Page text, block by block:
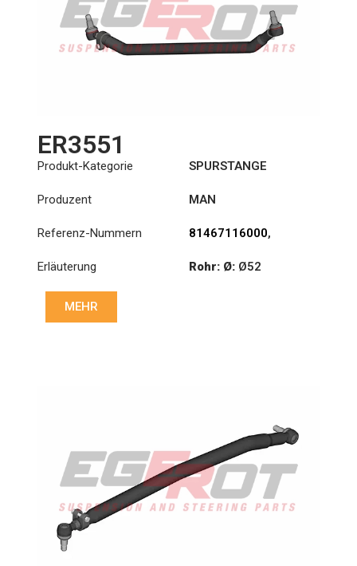
ER3551
Produkt-Kategorie SPURSTANGE
Produzent MAN
Referenz-Nummern 81467116000,
81467116002
Erläuterung Rohr: Ø: Ø52
MEHR